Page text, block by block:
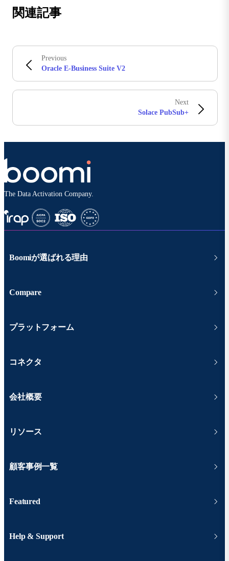
関連記事
Previous
Oracle E-Business Suite V2
Next
Solace PubSub+
The Data Activation Company.
Boomiが選ばれる理由
Compare
プラットフォーム
コネクタ
会社概要
リソース
顧客事例一覧
Featured
Help & Support